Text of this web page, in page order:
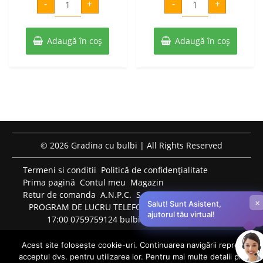
a
fost:
50 lei.
este:
29 lei.
- par
conference
+
Adaugă în coș
a
fost:
50 lei.
este:
29 lei.
- par
untoasa
+
Adaugă în coș
© 2026 Gradina cu bulbi | All Rights Reserved
Termeni si conditii Politică de confidențialitate
Prima pagină Contul meu Magazin
Retur de comanda A.N.P.C. S.O.L.
PROGRAM DE LUCRU TELEFONIC: LUNI-VINERI: 09:00-
17:00 0759759124 bulbiflori.ro@gmail.com
Salut! Sunt Asistent,
ajutorul tău virtual!
×
Acest site folosește cookie-uri. Continuarea navigării reprezintă
acceptul dvs. pentru utilizarea lor. Pentru mai multe detalii privind